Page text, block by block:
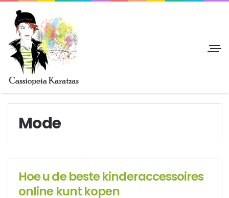
Mode
Hoe u de beste kinderaccessoires
online kunt kopen